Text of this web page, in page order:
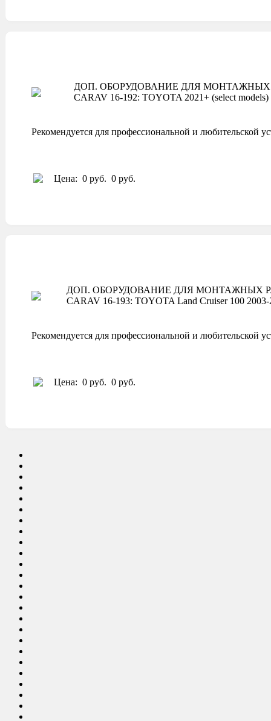
ДОП. ОБОРУДОВАНИЕ ДЛЯ МОНТАЖНЫХ
CARAV 16-192: TOYOTA 2021+ (select models)
Рекомендуется для профессиональной и любительской
Цена: 0 руб. 0 руб.
ДОП. ОБОРУДОВАНИЕ ДЛЯ МОНТАЖНЫХ
CARAV 16-193: TOYOTA Land Cruiser 100
Рекомендуется для профессиональной и любительской
Цена: 0 руб. 0 руб.